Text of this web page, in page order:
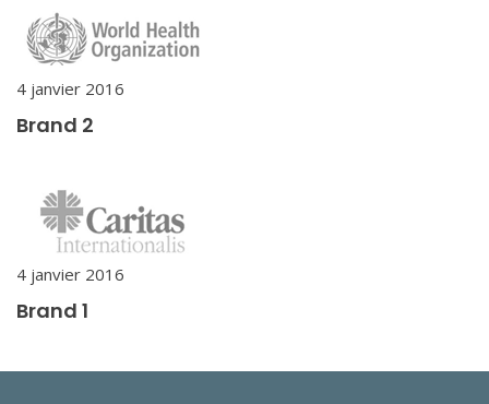
4 janvier 2016
Brand 2
4 janvier 2016
Brand 1